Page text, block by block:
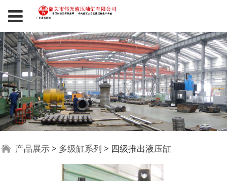
四级推出液压缸
产品展示> 多级缸系列 > 四级推出液压缸